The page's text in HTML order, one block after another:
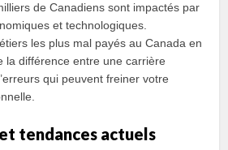
de Canadiens sont impactés par
et technologiques.
les plus mal payés au Canada en
la différence entre une carrière
qui peuvent freiner votre
tendances actuels